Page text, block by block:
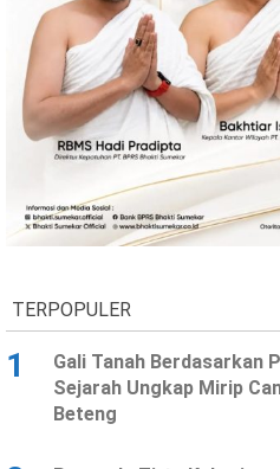
TERPOPULER
1
Gali Tanah Berdasarkan
Sejarah Ungkap Mirip
Beteng